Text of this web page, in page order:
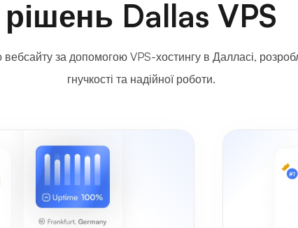
рішень Dallas VPS
вебсайту за допомогою VPS-хостингу в Далласі,
гнучкості та надійної роботи.